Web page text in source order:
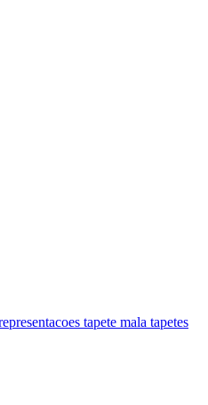
tapete mala tapetes